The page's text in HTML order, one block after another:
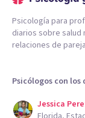
Psicología para
diarios sobre
relaciones de
Psicólogos con
Jessica